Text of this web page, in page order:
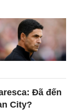
Đã đến
City?